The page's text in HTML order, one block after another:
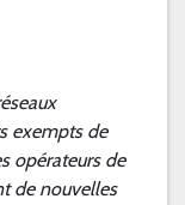
exempts de
opérateurs de
de nouvelles